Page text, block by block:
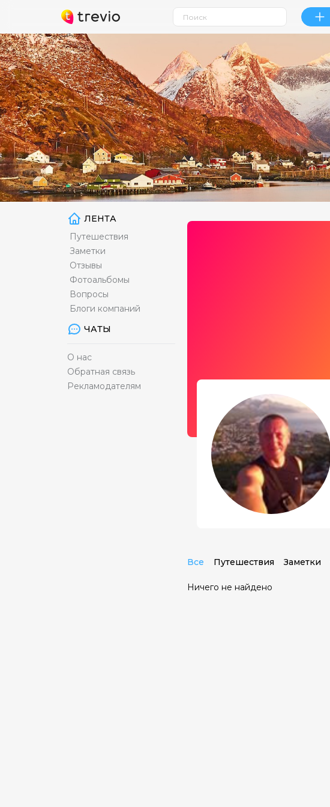
ЛЕНТА
Путешествия
Заметки
Отзывы
Фотоальбомы
Вопросы
Блоги компаний
ЧАТЫ
О нас
Обратная связь
Рекламодателям
Все Путешествия Заметки
Ничего не найдено